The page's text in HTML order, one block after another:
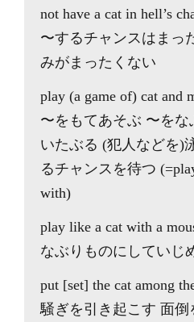
not have a cat in hell’s
〜するチャンスはまっ
みがまったくない
play (a game of) cat and
〜をもてあそぶ 〜を
いたぶる (犯人などを)
るチャンスを待つ
with)
play like a cat with a
なぶりものにしていじ
put [set] the cat among
騒ぎを引き起こす 面倒